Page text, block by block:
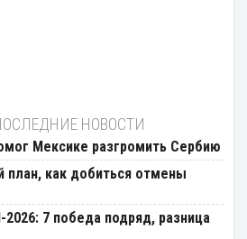
НОВОСТИ
Мексике разгромить Сербию
как добиться отмены
7 победа подряд, разница